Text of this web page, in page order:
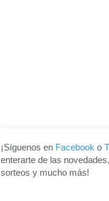
¡Síguenos en Facebook o
enterarte de las
sorteos y mucho más!